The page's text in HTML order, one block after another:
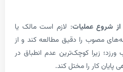
: لازم است مالک یا
دقیق مطالعه کند و از
عدم انطباق در
مختل کند.